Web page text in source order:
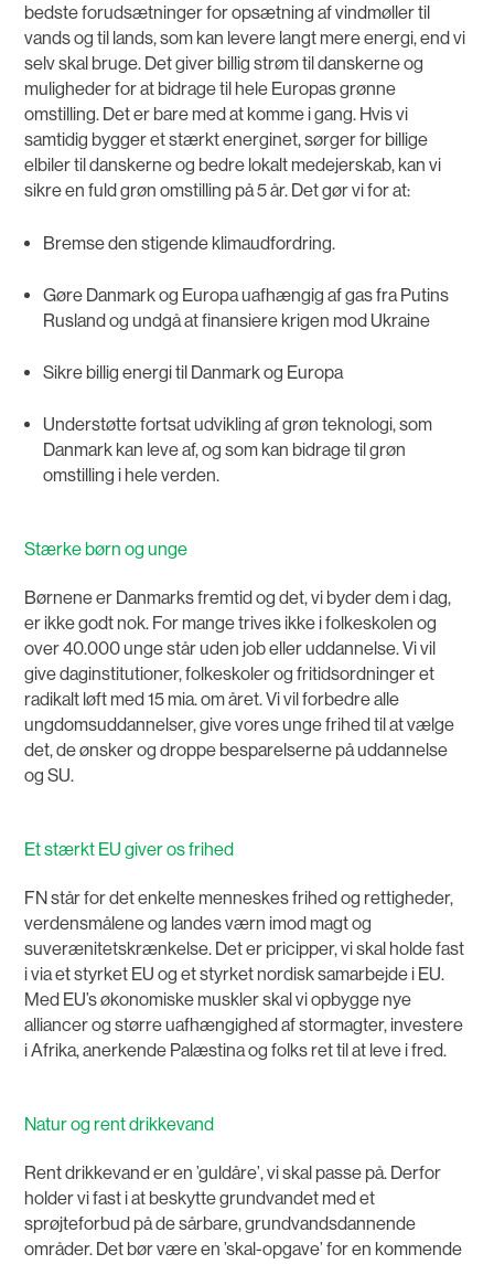
bedste forudsætninger for opsætning af vindmøller til
vands og til lands, som kan levere langt mere energi, end vi
selv skal bruge. Det giver billig strøm til danskerne og
muligheder for at bidrage til hele Europas grønne
omstilling. Det er bare med at komme i gang. Hvis vi
samtidig bygger et stærkt energinet, sørger for billige
elbiler til danskerne og bedre lokalt medejerskab, kan vi
sikre en fuld grøn omstilling på 5 år. Det gør vi for at:
Bremse den stigende klimaudfordring.
Gøre Danmark og Europa uafhængig af gas fra Putins
Rusland og undgå at finansiere krigen mod Ukraine
Sikre billig energi til Danmark og Europa
Understøtte fortsat udvikling af grøn teknologi, som
Danmark kan leve af, og som kan bidrage til grøn
omstilling i hele verden.
Stærke børn og unge
Børnene er Danmarks fremtid og det, vi byder dem i dag,
er ikke godt nok. For mange trives ikke i folkeskolen og
over 40.000 unge står uden job eller uddannelse. Vi vil
give daginstitutioner, folkeskoler og fritidsordninger et
radikalt løft med 15 mia. om året. Vi vil forbedre alle
ungdomsuddannelser, give vores unge frihed til at vælge
det, de ønsker og droppe besparelserne på uddannelse
og SU.
Et stærkt EU giver os frihed
FN står for det enkelte menneskes frihed og rettigheder,
verdensmålene og landes værn imod magt og
suverænitetskrænkelse. Det er pricipper, vi skal holde fast
i via et styrket EU og et styrket nordisk samarbejde i EU.
Med EU’s økonomiske muskler skal vi opbygge nye
alliancer og større uafhængighed af stormagter, investere
i Afrika, anerkende Palæstina og folks ret til at leve i fred.
Natur og rent drikkevand
Rent drikkevand er en ’guldåre’, vi skal passe på. Derfor
holder vi fast i at beskytte grundvandet med et
sprøjteforbud på de sårbare, grundvandsdannende
områder. Det bør være en ’skal-opgave’ for en kommende